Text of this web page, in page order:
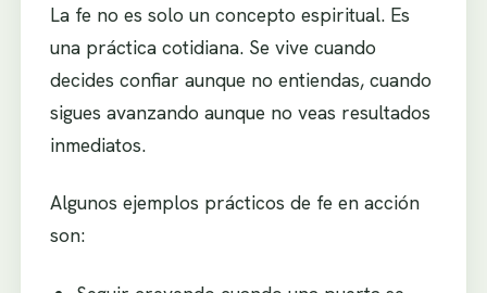
La fe no es solo un concepto espiritual. Es
una práctica cotidiana. Se vive cuando
decides confiar aunque no entiendas, cuando
sigues avanzando aunque no veas resultados
inmediatos.
Algunos ejemplos prácticos de fe en acción
son: